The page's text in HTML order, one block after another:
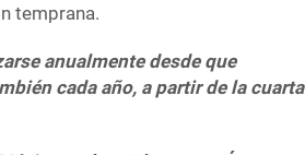
temprana.
anualmente desde que
cada año, a partir de la cuarta